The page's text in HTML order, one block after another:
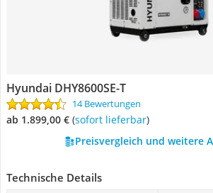
Hyundai DHY8600SE-T
14 Bewertungen
ab 1.899,00 € ( Sofort lieferbar)
Preisvergleich und weitere
Technische Details